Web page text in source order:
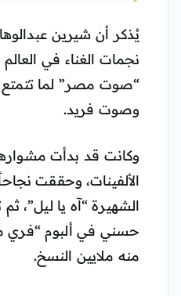
يُذكر أن شيرين
نجمات الغناء في
“صوت مصر” لما
وصوت فريد.
وكانت قد بدأت
الألفينات، وحققت نجاحاً
الشهيرة “آه يا ليل”،
منه ملايين النسخ.